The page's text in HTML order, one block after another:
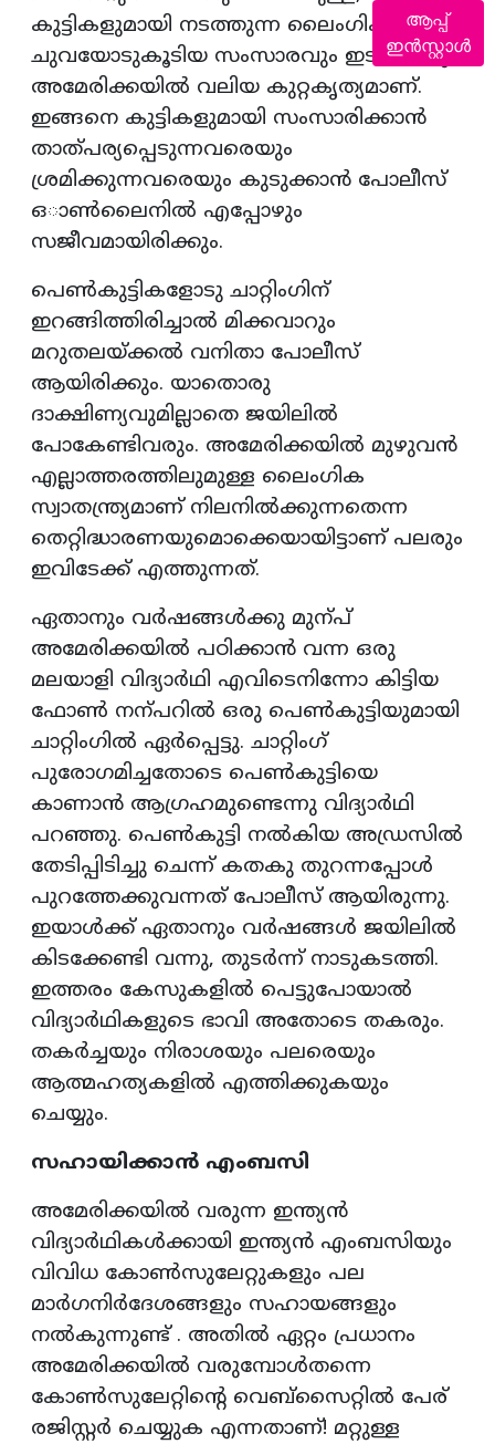
കുട്ടികളുമായി നടത്തുന്ന ലൈംഗിക
ചുവയോടുകൂടിയ സംസാരവും ഇടപെടലും
അമേരിക്കയിൽ വലിയ കുറ്റകൃത്യമാണ്.
ഇങ്ങനെ കുട്ടികളുമായി സംസാരിക്കാൻ
താത്പര്യപ്പെടുന്നവരെയും
ശ്രമിക്കുന്നവരെയും കുടുക്കാൻ പോലീസ്
ഒാൺലൈനിൽ എപ്പോഴും
സജീവമായിരിക്കും.
പെൺകുട്ടികളോടു ചാറ്റിംഗിന്
ഇറങ്ങിത്തിരിച്ചാൽ മിക്കവാറും
മറുതലയ്ക്കൽ വനിതാ പോലീസ്
ആ‍യിരിക്കും. യാതൊരു
ദാക്ഷിണ്യവുമില്ലാതെ ജയിലിൽ
പോകേണ്ടിവരും. അമേരിക്കയിൽ മുഴുവൻ
എല്ലാത്തരത്തിലുമുള്ള ലൈംഗിക
സ്വാതന്ത്ര്യമാണ് നിലനിൽക്കുന്നതെന്ന
തെറ്റിദ്ധാരണയുമൊക്കെയായിട്ടാണ് പലരും
ഇവിടേക്ക് എത്തുന്നത്.
ഏതാനും വർഷങ്ങൾക്കു മുന്പ്
അമേരിക്കയിൽ പഠിക്കാൻ വന്ന ഒരു
മലയാളി വിദ്യാർഥി എവിടെനിന്നോ കിട്ടിയ
ഫോൺ നന്പറിൽ ഒരു പെൺകുട്ടിയുമായി
ചാറ്റിംഗിൽ ഏർപ്പെട്ടു. ചാറ്റിംഗ്
പുരോഗമിച്ചതോടെ പെൺകുട്ടിയെ
കാണാൻ ആഗ്രഹമുണ്ടെന്നു വിദ്യാർഥി
പറഞ്ഞു. പെൺകുട്ടി നൽകിയ അഡ്രസിൽ
തേടിപ്പിടിച്ചു ചെന്ന് കതകു തുറന്നപ്പോൾ
പുറത്തേക്കുവന്നത് പോലീസ് ആയിരുന്നു.
ഇയാൾക്ക് ഏതാനും വർഷങ്ങൾ ജയിലിൽ
കിടക്കേണ്ടി വന്നു, തുടർന്ന് നാടുകടത്തി.
ഇത്തരം കേസുകളിൽ പെട്ടുപോയാൽ
വിദ്യാർഥികളുടെ ഭാവി അതോടെ തകരും.
തകർച്ചയും നിരാശയും പലരെയും
ആത്മഹത്യകളിൽ എത്തിക്കുകയും
ചെയ്യും.
സഹായിക്കാൻ എംബസി
അമേരിക്കയിൽ വരുന്ന ഇന്ത്യൻ
വിദ്യാർഥികൾക്കായി ഇന്ത്യൻ എംബസിയും
വിവിധ കോൺസുലേറ്റുകളും പല
മാർഗനിർദേശങ്ങളും സഹായങ്ങളും
നൽകുന്നുണ്ട് . അതിൽ ഏറ്റം പ്രധാനം
അമേരിക്കയിൽ വരുമ്പോൾതന്നെ
കോൺസുലേറ്റിന്‍റെ വെബ്സൈറ്റിൽ പേര്
രജിസ്റ്റർ ചെയ്യുക എന്നതാണ്! മറ്റുള്ള
ആപ്പ്
ഇൻസ്റ്റാൾ